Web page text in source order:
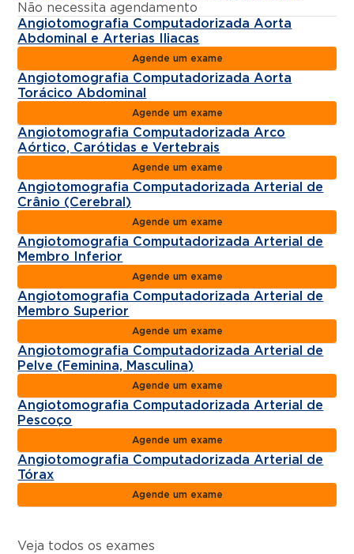
Não necessita agendamento
Angiotomografia Computadorizada Aorta
Abdominal e Arterias Iliacas
Agende um exame
Angiotomografia Computadorizada Aorta
Torácico Abdominal
Agende um exame
Angiotomografia Computadorizada Arco
Aórtico, Carótidas e Vertebrais
Agende um exame
Angiotomografia Computadorizada Arterial de
Crânio (Cerebral)
Agende um exame
Angiotomografia Computadorizada Arterial de
Membro Inferior
Agende um exame
Angiotomografia Computadorizada Arterial de
Membro Superior
Agende um exame
Angiotomografia Computadorizada Arterial de
Pelve (Feminina, Masculina)
Agende um exame
Angiotomografia Computadorizada Arterial de
Pescoço
Agende um exame
Angiotomografia Computadorizada Arterial de
Tórax
Agende um exame
Veja todos os exames